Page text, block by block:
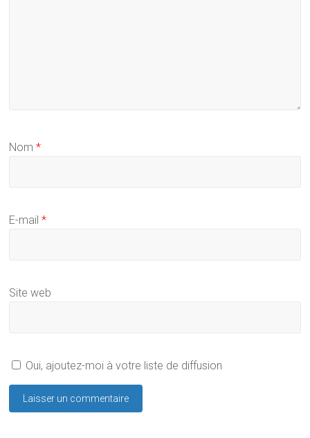
Nom*
E-mail*
Site web
Oui, ajoutez-moi à votre liste de diffusion